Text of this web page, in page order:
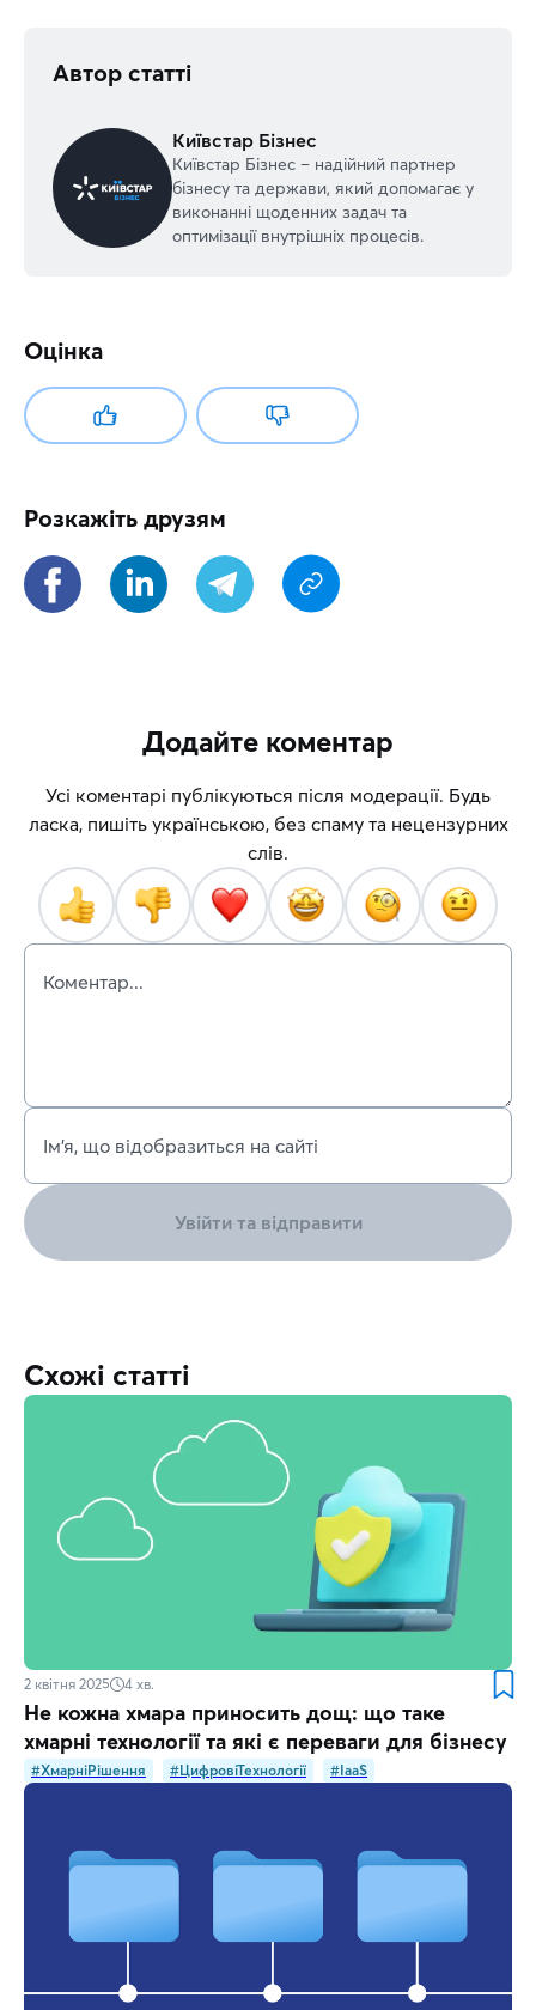
Автор статті
Київстар Бізнес
Київстар Бізнес – надійний партнер
бізнесу та держави, який допомагає у
виконанні щоденних задач та
оптимізації внутрішніх процесів.
Оцінка
Розкажіть друзям
Додайте коментар
Усі коментарі публікуються після модерації. Будь
ласка, пишіть українською, без спаму та нецензурних
слів.
Коментар...
Ім’я, що відобразиться на сайті
Увійти та відправити
Схожі статті
2 квітня 2025 4 хв.
Не кожна хмара приносить дощ: що таке
хмарні технології та які є переваги для бізнесу
#ХмарніРішення #ЦифровіТехнології #IaaS